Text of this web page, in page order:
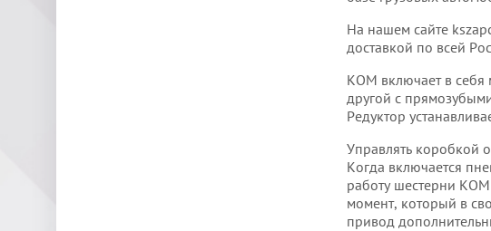
На нашем сайте
доставкой по всей
КОМ включает в себя
другой с
Редуктор
Управлять коробкой
Когда включается
работу шестерни
момент, который в
привод